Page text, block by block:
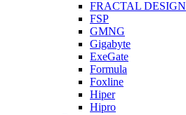
FRACTAL DESIGN
FSP
GMNG
Gigabyte
ExeGate
Formula
Foxline
Hiper
Hipro